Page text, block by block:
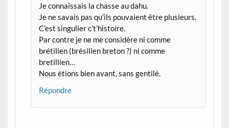
Je connaissais la chasse au dahu.
Je ne savais pas qu’ils pouvaient être plusieurs.
C’est singulier c’t’histoire.
Par contre je ne me considère ni comme
brétilien (brésilien breton ?) ni comme
bretillien…
Nous étions bien avant, sans gentilé.
Répondre